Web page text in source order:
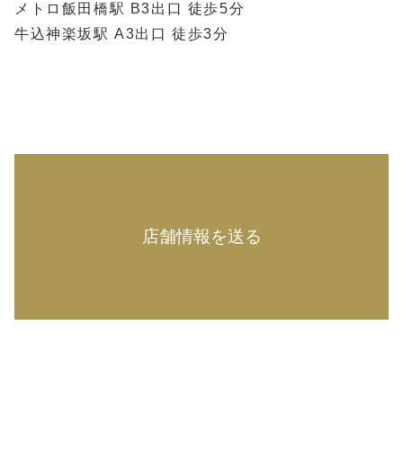
メトロ飯田橋駅 B3出口 徒歩5分
牛込神楽坂駅 A3出口 徒歩3分
店舗情報を送る